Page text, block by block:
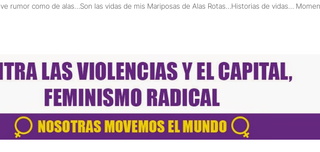
rumor como de alas…Son las vidas de mis Mariposas de Alas Rotas…Historias de vidas…